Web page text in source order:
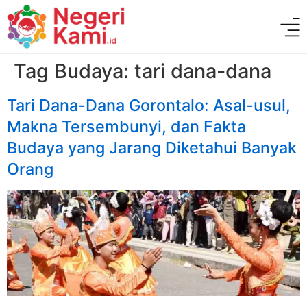
Tag Budaya: tari dana-dana
Tari Dana-Dana Gorontalo: Asal-usul,
Makna Tersembunyi, dan Fakta
Budaya yang Jarang Diketahui Banyak
Orang